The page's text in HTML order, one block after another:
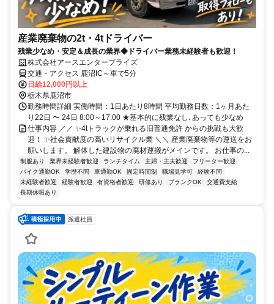
産業廃棄物の2t・4tドライバー
残業少なめ・安定＆成長の業界◆ドライバー業務未経験者も歓迎！
株式会社アースエンタープライズ
交通・アクセス 鹿沼IC～車で5分
日給12,000円以上
栃木県鹿沼市
勤務時間詳細 実働時間：1日あたり8時間 平均勤務日数：1ヶ月あた
り22日 〜 24日 8:00～17:00 ★基本的に残業なし､あっても少なめ
仕事内容 ／／ ✨4tトラックが乗れる旧普通免許 からの挑戦も大歓
迎！ ✨社会貢献度の高いリサイクル業 ＼＼ 産業廃棄物等の運送をお
願いします。 解体した建設物の廃材運搬がメインです。 お仕事の...
制服あり 業界未経験者歓迎 ランチタイム 主婦・主夫歓迎
フリーター歓迎
バイク通勤OK
学歴不問 車通勤OK 固定時間制 職場見学可
経験不問
未経験者歓迎
経験者歓迎 有資格者歓迎 研修あり ブランクOK
交通費支給
長期休暇あり
派遣社員